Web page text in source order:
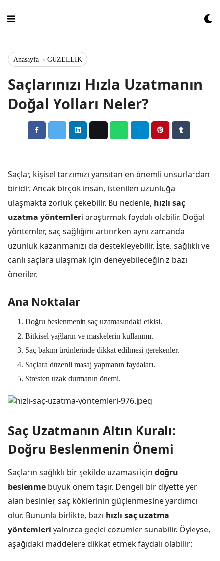
Anasayfa › GÜZELLİK
Saçlarınızı Hızla Uzatmanın
Doğal Yolları Neler?
Saçlar, kişisel tarzımızı yansıtan en önemli unsurlardan
biridir. Ancak birçok insan, istenilen uzunluğa
ulaşmakta zorluk çekebilir. Bu nedenle, hızlı saç
uzatma yöntemleri araştırmak faydalı olabilir. Doğal
yöntemler, saç sağlığını artırırken aynı zamanda
uzunluk kazanmanızı da destekleyebilir. İşte, sağlıklı ve
canlı saçlara ulaşmak için deneyebileceğiniz bazı
öneriler.
Ana Noktalar
Doğru beslenmenin saç uzamasındaki etkisi.
Bitkisel yağların ve maskelerin kullanımı.
Saç bakım ürünlerinde dikkat edilmesi gerekenler.
Saçlara düzenli masaj yapmanın faydaları.
Stresten uzak durmanın önemi.
Saç Uzatmanın Altın Kuralı:
Doğru Beslenmenin Önemi
Saçların sağlıklı bir şekilde uzaması için doğru
beslenme büyük önem taşır. Dengeli bir diyette yer
alan besinler, saç köklerinin güçlenmesine yardımcı
olur. Bununla birlikte, bazı hızlı saç uzatma
yöntemleri yalnızca geçici çözümler sunabilir. Öyleyse,
aşağıdaki maddelere dikkat etmek faydalı olabilir: